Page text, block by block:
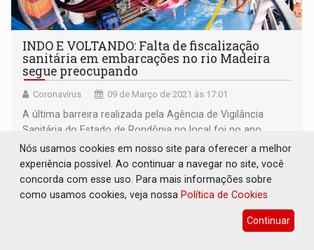
INDO E VOLTANDO: Falta de fiscalização
sanitária em embarcações no rio Madeira
segue preocupando
Coronavírus 09 de Março de 2021 às 17:01
A última barreira realizada pela Agência de Vigilância
Sanitária do Estado de Rondônia no local foi no ano
passado
Nós usamos cookies em nosso site para oferecer a melhor
experiência possível. Ao continuar a navegar no site, você
concorda com esse uso. Para mais informações sobre
como usamos cookies, veja nossa Política de Cookies
Continuar